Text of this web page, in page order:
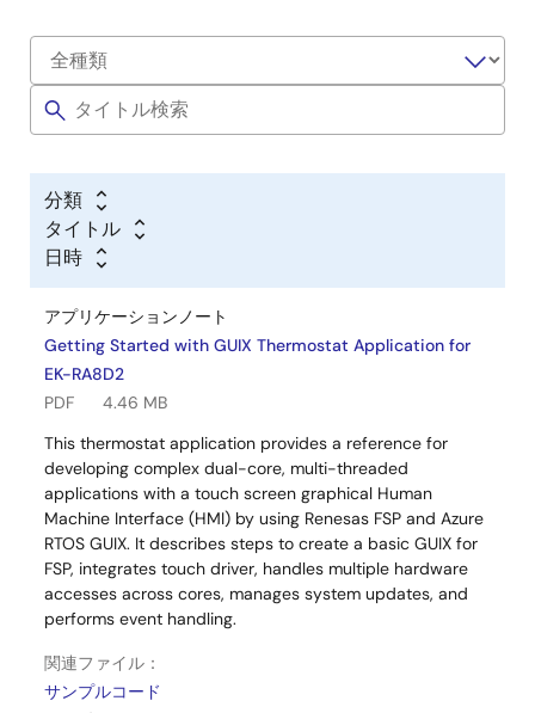
分類
タイトル
日時
アプリケーションノート
Getting Started with GUIX Thermostat Application for
EK-RA8D2
PDF
4.46 MB
This thermostat application provides a reference for
developing complex dual-core, multi-threaded
applications with a touch screen graphical Human
Machine Interface (HMI) by using Renesas FSP and Azure
RTOS GUIX. It describes steps to create a basic GUIX for
FSP, integrates touch driver, handles multiple hardware
accesses across cores, manages system updates, and
performs event handling.
関連ファイル：
サンプルコード